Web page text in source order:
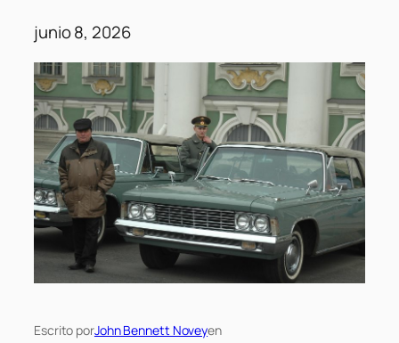
junio 8, 2026
Escrito porJohn Bennett Noveyen